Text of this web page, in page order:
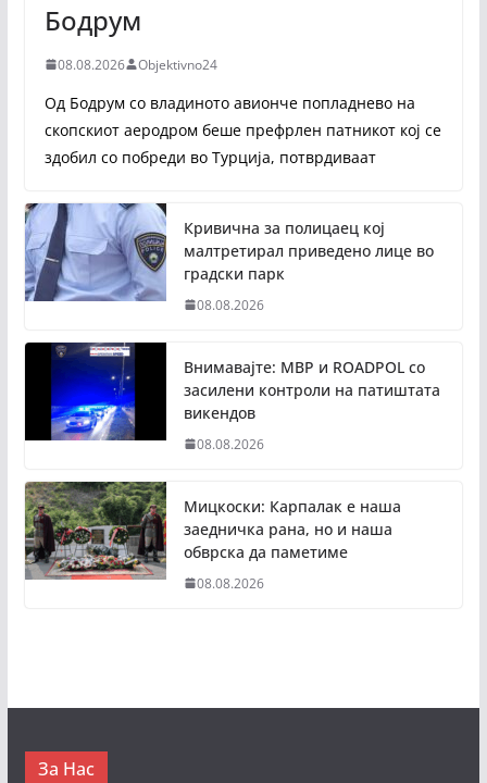
Бодрум
08.08.2026 Objektivno24
Од Бодрум со владиното авионче попладнево на
скопскиот аеродром беше префрлен патникот кој се
здобил со побреди во Турција, потврдиваат
Кривична за полицаец кој
малтретирал приведено лице во
градски парк
08.08.2026
Внимавајте: МВР и ROADPOL со
засилени контроли на патиштата
викендов
08.08.2026
Мицкоски: Карпалак е наша
заедничка рана, но и наша
обврска да паметиме
08.08.2026
За Нас